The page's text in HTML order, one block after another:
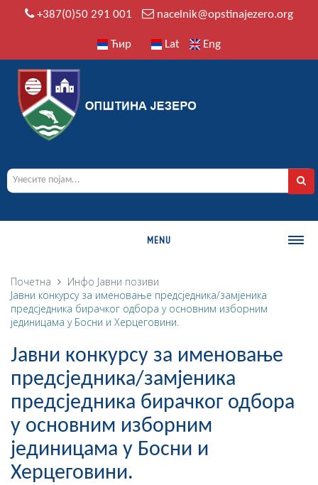
+387(0)50 291 001 nacelnik@opstinajezero.org
Ћир Lat Eng
MENU
О ОПШТИНИ
Историја
Насељена мјеста
Занимљивости
Фотогалерија
НАЧЕЛНИК
Почетна Инфо Јавни позиви
Јавни конкурсу за именовање предсједника/замјеника
предсједника бирачког одбора у основним изборним
јединицама у Босни и Херцеговини.
Јавни конкурсу за именовање
предсједника/замјеника
предсједника бирачког одбора
у основним изборним
јединицама у Босни и
Херцеговини.